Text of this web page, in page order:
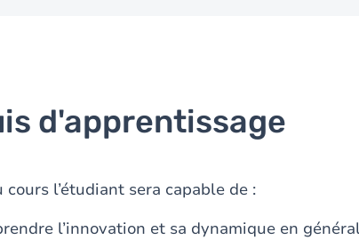
d'apprentissage
l’étudiant sera capable de :
l’innovation et sa dynamique en